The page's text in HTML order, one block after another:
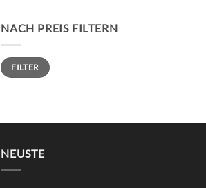
NACH PREIS FILTERN
Min.
Preis
Max.
PreisFILTER
NEUSTE